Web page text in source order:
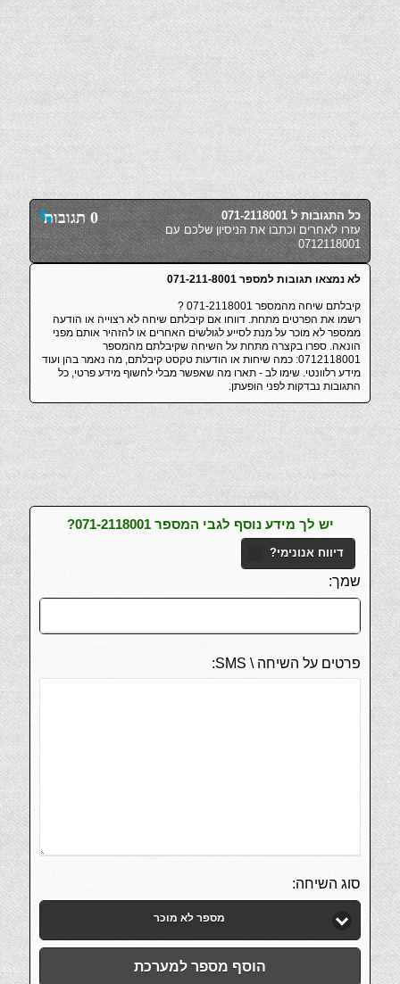
0 תגובות
כל התגובות ל 071-2118001
עזרו לאחרים וכתבו את הניסיון שלכם עם
0712118001
לא נמצאו תגובות למספר 071-211-8001
קיבלתם שיחה מהמספר 071-2118001 ?
רשמו את הפרטים מתחת. דווחו אם קיבלתם שיחה לא רצוייה או הודעה
ממספר לא מוכר על מנת לסייע לגולשים האחרים או להזהיר אותם מפני
הונאה. ספרו בקצרה מתחת על השיחה שקיבלתם מהמספר
0712118001: כמה שיחות או הודעות טקסט קיבלתם, מה נאמר בהן ועוד
מידע רלוונטי. שימו לב - תארו מה שאפשר מבלי לחשוף מידע פרטי, כל
התגובות נבדקות לפני הופעתן.
יש לך מידע נוסף לגבי המספר 071-2118001?
דיווח אנונימי?
שמך:
פרטים על השיחה \ SMS:
סוג השיחה:
מספר לא מוכר
הוסף מספר למערכת